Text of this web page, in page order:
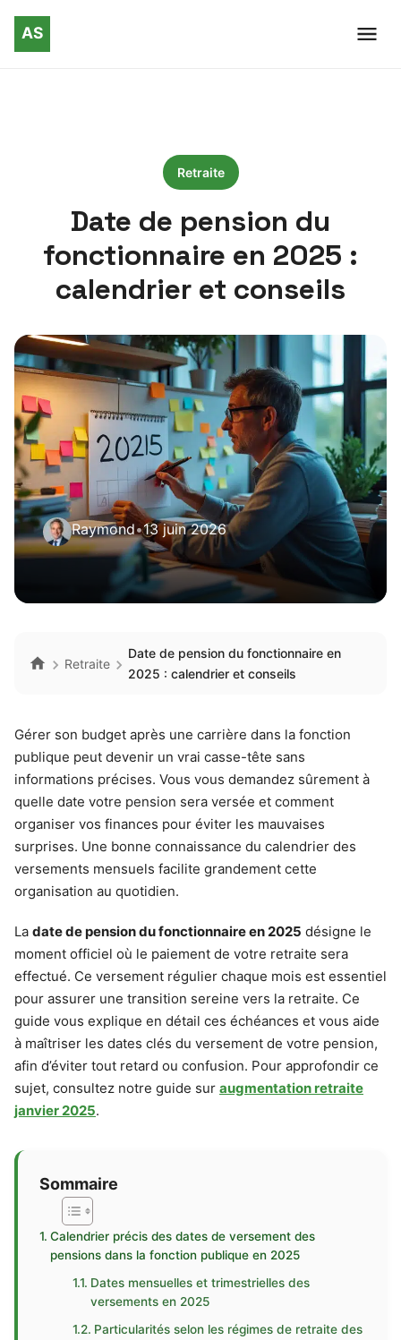
Retraite
Date de pension du
fonctionnaire en 2025 :
calendrier et conseils
Raymond•13 juin 2026
Retraite
Date de pension du fonctionnaire en
2025 : calendrier et conseils
Gérer son budget après une carrière dans la fonction
publique peut devenir un vrai casse-tête sans
informations précises. Vous vous demandez sûrement à
quelle date votre pension sera versée et comment
organiser vos finances pour éviter les mauvaises
surprises. Une bonne connaissance du calendrier des
versements mensuels facilite grandement cette
organisation au quotidien.
La date de pension du fonctionnaire en 2025 désigne le
moment officiel où le paiement de votre retraite sera
effectué. Ce versement régulier chaque mois est essentiel
pour assurer une transition sereine vers la retraite. Ce
guide vous explique en détail ces échéances et vous aide
à maîtriser les dates clés du versement de votre pension,
afin d’éviter tout retard ou confusion. Pour approfondir ce
sujet, consultez notre guide sur augmentation retraite
janvier 2025.
Sommaire
Calendrier précis des dates de versement des
pensions dans la fonction publique en 2025
Dates mensuelles et trimestrielles des
versements en 2025
Particularités selon les régimes de retraite des